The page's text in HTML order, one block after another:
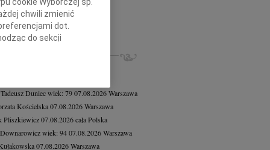
Piotrowicz 07.08.2026Warszawa
żalem zawiadamiamy, że 1...
Duniecwiek: 7907.08.2026Warszawa
Kościelska07.08.2026Warszawa
Pliszkiewicz07.08.2026cała Polska
wiek: 9407.08.2026Warszawa
07.08.2026Warszawa
chwili zmienić
dot.
do sekcji
przeglądarki.
identyfikacji.
pomiar reklam i